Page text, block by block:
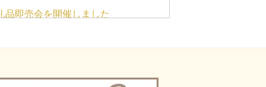
2013年11月
即売会を開催しました
即売会を開催しました